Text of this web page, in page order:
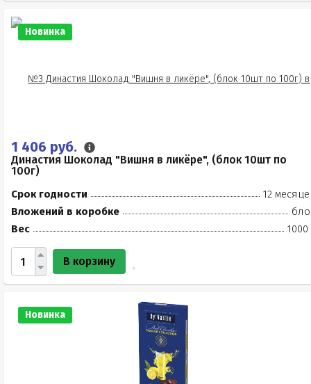
Новинка
1 406 руб.
Династия Шоколад "Вишня в ликёре", (блок 10шт по
100г)
Срок годности
12
Вложений в коробке
Вес
1000
В корзину
Новинка